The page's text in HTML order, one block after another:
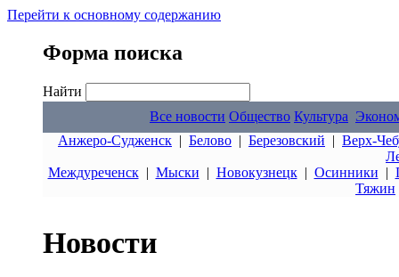
Перейти к основному содержанию
Форма поиска
Найти
Все новости Общество Культура
Анжеро-Судженск | Белово | Березовский | Верх-
Междуреченск| Мыски | Новокузнецк| Осинники |
Тяжин
Новости